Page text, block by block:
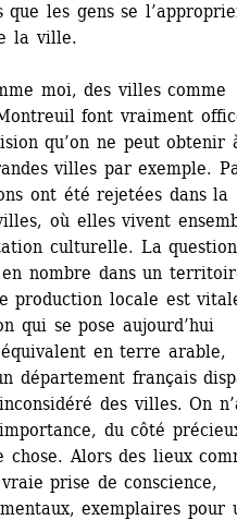
les gens se
la ville.
moi, des villes comme
font vraiment
qu’on ne peut obtenir
villes par exemple.
ont été rejetées dans la
où elles vivent
culturelle. La
nombre dans un
production locale est
qui se pose aujourd’hui
en terre arable,
département français
des villes. On
du côté
Alors des lieux
prise de conscience,
exemplaires pour